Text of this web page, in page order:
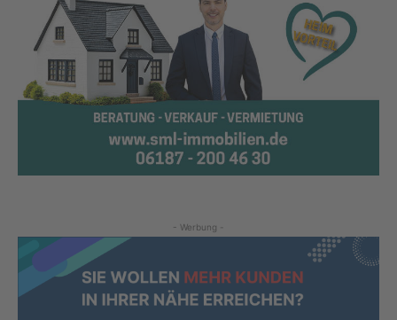
- Werbung -